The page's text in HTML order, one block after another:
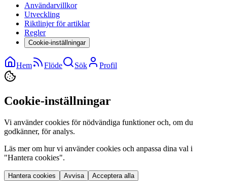
Användarvillkor
Utveckling
Riktlinjer för artiklar
Regler
Cookie-inställningar
Hem Flöde Sök Profil
Cookie-inställningar
Vi använder cookies för nödvändiga funktioner och, om du
godkänner, för analys.
Läs mer om hur vi använder cookies och anpassa dina val i
"Hantera cookies".
Hantera cookies Avvisa Acceptera alla